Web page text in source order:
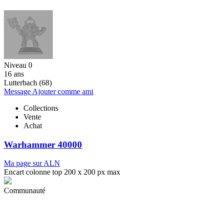
Niveau 0
16 ans
Lutterbach (68)
Message Ajouter comme ami
Collections
Vente
Achat
Warhammer 40000
Ma page sur ALN
Encart colonne top 200 x 200 px max
Communauté